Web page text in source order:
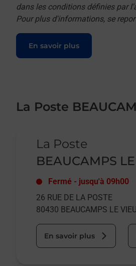
dans les conditions définies par
Pour plus d'informations, se
En savoir plus
Le lien s'ouvre dans un nouvel
La Poste
La Poste
BEAUCAMPS
Fermé - jusqu'à 09h00
26 RUE DE LA POSTE
80430 BEAUCAMPS LE
En savoir plus